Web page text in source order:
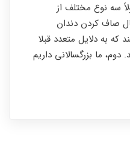
سه نوع مختلف از
صاف کردن دندان
که به دلایل متعدد قبلا
دوم، ما بزرگسالانی داریم